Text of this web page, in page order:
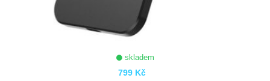
skladem
799 Kč